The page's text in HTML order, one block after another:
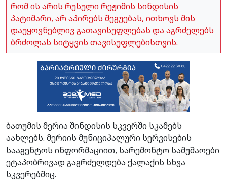
რომ ის არის რუსული რეჟიმის სინდისის
პატიმარი, არ აპირებს შეგუებას, ითხოვს მის
დაუყოვნებლივ გათავისუფლებას და აგრძელებს
ბრძოლას სიტყვის თავისუფლებისთვის.
ბათუმის მერია შინდისის სკვერში სკამებს
აახლებს. მერიის მუნიციპალური სერვისების
სააგენტოს ინფორმაციით, სარემონტო სამუშაოები
ეტაპობრივად გაგრძელდება ქალაქის სხვა
სკვერებშიც.